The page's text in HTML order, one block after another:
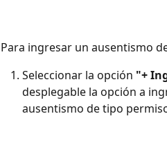
Para ingresar un ausentismo
Seleccionar la opción "+
desplegable la opción a
ausentismo de tipo